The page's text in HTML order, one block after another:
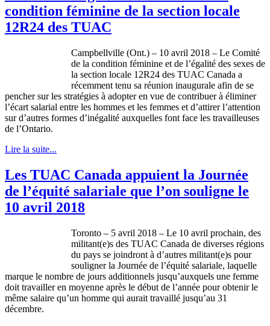
condition féminine de la section locale
12R24 des TUAC
Campbellville (Ont.) – 10 avril 2018 – Le Comité
de la condition féminine et de l’égalité des sexes de
la section locale 12R24 des TUAC Canada a
récemment tenu sa réunion inaugurale afin de se
pencher sur les stratégies à adopter en vue de contribuer à éliminer
l’écart salarial entre les hommes et les femmes et d’attirer l’attention
sur d’autres formes d’inégalité auxquelles font face les travailleuses
de l’Ontario.
Lire la suite...
Les TUAC Canada appuient la Journée
de l’équité salariale que l’on souligne le
10 avril 2018
Toronto – 5 avril 2018 – Le 10 avril prochain, des
militant(e)s des TUAC Canada de diverses régions
du pays se joindront à d’autres militant(e)s pour
souligner la Journée de l’équité salariale, laquelle
marque le nombre de jours additionnels jusqu’auxquels une femme
doit travailler en moyenne après le début de l’année pour obtenir le
même salaire qu’un homme qui aurait travaillé jusqu’au 31
décembre.